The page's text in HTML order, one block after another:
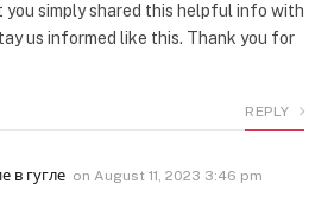
you simply shared this helpful info with
us informed like this. Thank you for
REPLY
в гугле on August 11, 2023 3:46 pm